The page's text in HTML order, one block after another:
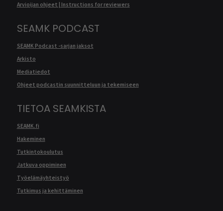
Arvioijan ohjeet | Instructions for reviewers
SEAMK PODCAST
SEAMK Podcast -sarjan jaksot
Arkisto
Mediatiedot
Ohjeet podcastin suunnitteluun ja tekemiseen
TIETOA SEAMKISTA
SEAMK.fi
Hakeminen
Tutkintokoulutus
Jatkuva oppiminen
Työelämäyhteistyö
Tutkimus ja kehittäminen